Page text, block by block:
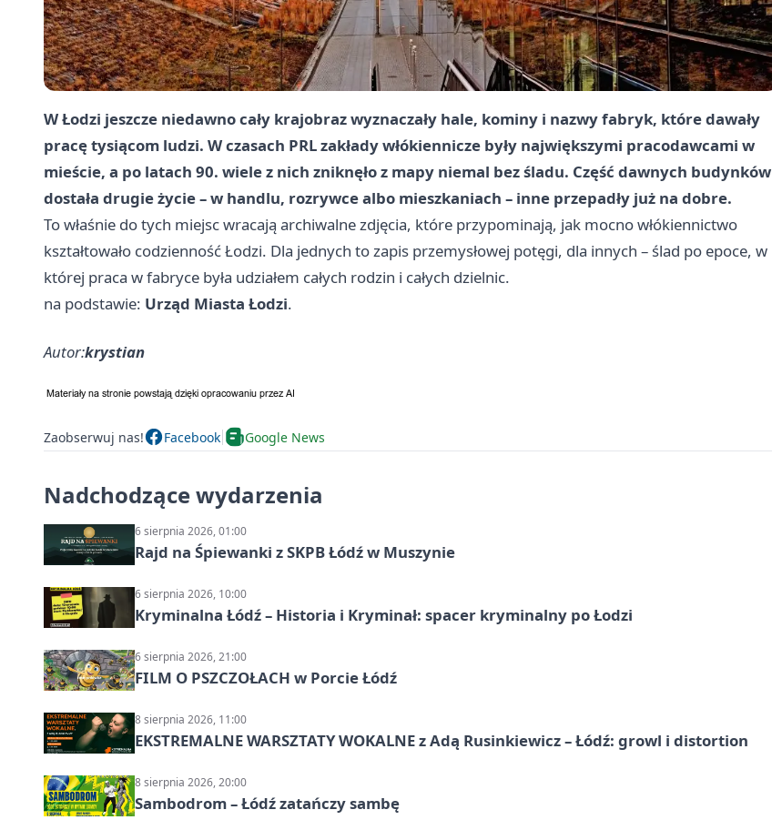
W Łodzi jeszcze niedawno cały krajobraz wyznaczały hale, kominy i nazwy fabryk, które dawały
pracę tysiącom ludzi. W czasach PRL zakłady włókiennicze były największymi pracodawcami w
mieście, a po latach 90. wiele z nich zniknęło z mapy niemal bez śladu. Część dawnych budynków
dostała drugie życie – w handlu, rozrywce albo mieszkaniach – inne przepadły już na dobre.
To właśnie do tych miejsc wracają archiwalne zdjęcia, które przypominają, jak mocno włókiennictwo
kształtowało codzienność Łodzi. Dla jednych to zapis przemysłowej potęgi, dla innych – ślad po epoce, w
której praca w fabryce była udziałem całych rodzin i całych dzielnic.
na podstawie: Urząd Miasta Łodzi.
Autor:krystian
Zaobserwuj nas! Facebook Google News
Nadchodzące wydarzenia
6 sierpnia 2026, 01:00
Rajd na Śpiewanki z SKPB Łódź w Muszynie
6 sierpnia 2026, 10:00
Kryminalna Łódź – Historia i Kryminał: spacer kryminalny po Łodzi
6 sierpnia 2026, 21:00
FILM O PSZCZOŁACH w Porcie Łódź
8 sierpnia 2026, 11:00
EKSTREMALNE WARSZTATY WOKALNE z Adą Rusinkiewicz – Łódź: growl i distortion
8 sierpnia 2026, 20:00
Sambodrom – Łódź zatańczy sambę